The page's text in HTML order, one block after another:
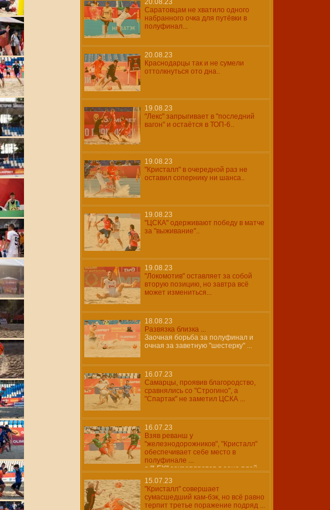
20.08.23
Саратовцам не хватило одного
набранного очка для путёвки в
полуфинал...
20.08.23
Краснодарцы так и не сумели
оттолкнуться ото дна..
19.08.23
"Лекс" запрыгивает в "последний
вагон" и остаётся в ТОП-6..
19.08.23
"Кристалл" в очередной раз не
оставил сопернику ни шанса..
19.08.23
"ЦСКА" одерживают победу в матче
за "выживание"..
19.08.23
"Локомотив" оставляет за собой
вторую позицию, но завтра всё
может измениться...
18.08.23
Развязка близка ...
Заочная борьба за полуфинал и
очная за заветную "шестерку" ...
16.07.23
Самарцы, проявив благородство,
сравнялись со "Строгино", а
"Спартак" не заметил ЦСКА ...
16.07.23
Взяв реванш у
"железнодорожников", "Кристалл"
обеспечивает себе место в
полуфинале ...
а "LEX" закрепляется в зоне плей-
офф ...
15.07.23
"Кристалл" совершает
сумасшедший кам-бэк, но всё равно
терпит третье поражение подряд ...